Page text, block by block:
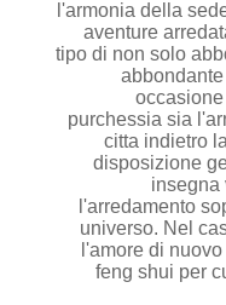
l'armonia della
aventure
tipo di non solo
purchessia sia
citta indietro
disposizione
insegna
l'arredamento
universo. Nel
l'amore di
feng shui per